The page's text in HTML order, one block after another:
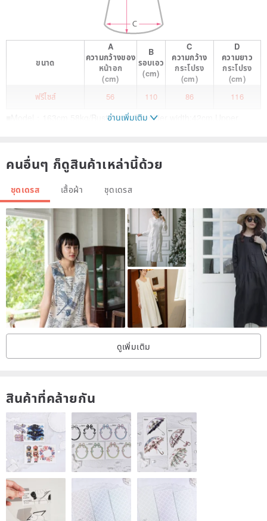
ขนาด
A
ความกว้างของ
หน้าอก
(cm)
B
รอบเอว
(cm)
C
ความกว้าง
กระโปรง
(cm)
D
ความยาว
กระโปรง
(cm)
ฟรีไซส์
56 110 86 116
■Model：163cm,58kg/Bust:88cm,Shoulder width:42cm,Upper
■Model Size：M～L
Made in Japan / wafu japan
อ่านเพิ่มเติม
คนอื่นๆ ก็ดูสินค้าเหล่านี้ด้วย
ชุดเดรส เสื้อผ้า ชุดเดรส
ดูเพิ่มเติม
สินค้าที่คล้ายกัน